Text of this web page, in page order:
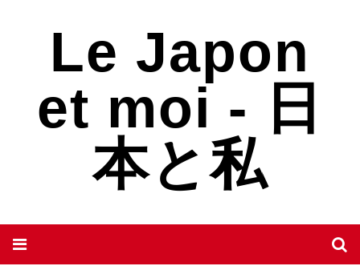
Le Japon
et moi - 日
本と私